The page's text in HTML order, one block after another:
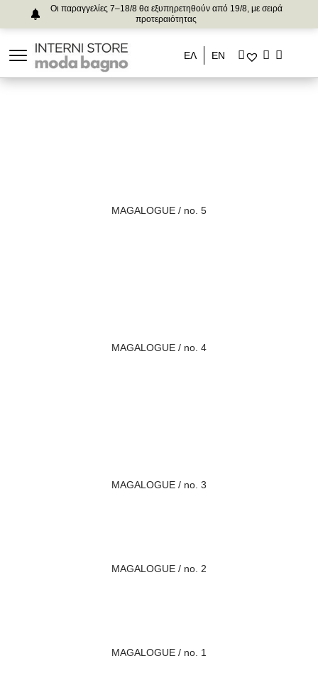
Οι παραγγελίες 7–18/8 θα εξυπηρετηθούν από 19/8, με σειρά
προτεραιότητας
ΕΛ ΕΝ
MAGALOGUE / no. 5
MAGALOGUE / no. 4
MAGALOGUE / no. 3
MAGALOGUE / no. 2
MAGALOGUE / no. 1